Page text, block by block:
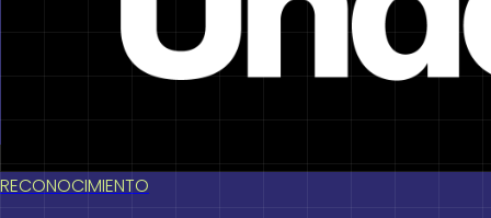
RECONOCIMIENTO